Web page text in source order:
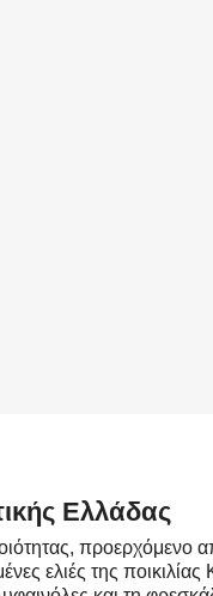
Ελλάδας
προερχόμενο
ελιές της